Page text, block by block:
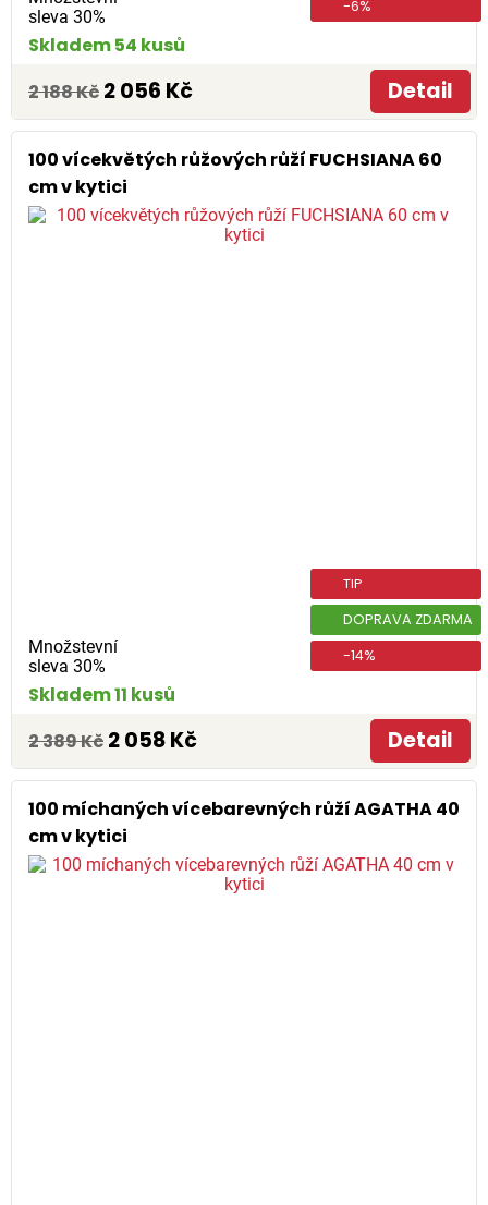
sleva 30%
-6%
Skladem 54 kusů
2 188 Kč 2 056 Kč Detail
100 vícekvětých růžových růží FUCHSIANA 60
cm v kytici
Množstevní
sleva 30%
TIP
DOPRAVA ZDARMA
-14%
Skladem 11 kusů
2 389 Kč 2 058 Kč Detail
100 míchaných vícebarevných růží AGATHA 40
cm v kytici